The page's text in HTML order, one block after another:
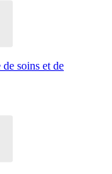
soins et de